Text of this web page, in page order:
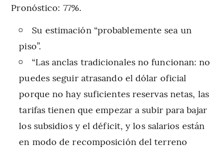
Pronóstico: 77%.
Su estimación “probablemente sea un
piso”.
“Las anclas tradicionales no funcionan: no
puedes seguir atrasando el dólar oficial
porque no hay suficientes reservas netas, las
tarifas tienen que empezar a subir para bajar
los subsidios y el déficit, y los salarios están
en modo de recomposición del terreno